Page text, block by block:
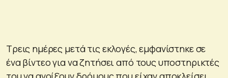
Τρεις ημέρες μετά τις εκλογές, εμφανίστηκε σε
ένα βίντεο για να ζητήσει από τους υποστηρικτές